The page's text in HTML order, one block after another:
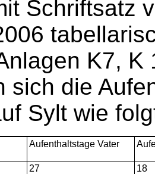
Schriftsatz
K7, K
sich die
Sylt wie
Aufenthaltstage Vater
27 18